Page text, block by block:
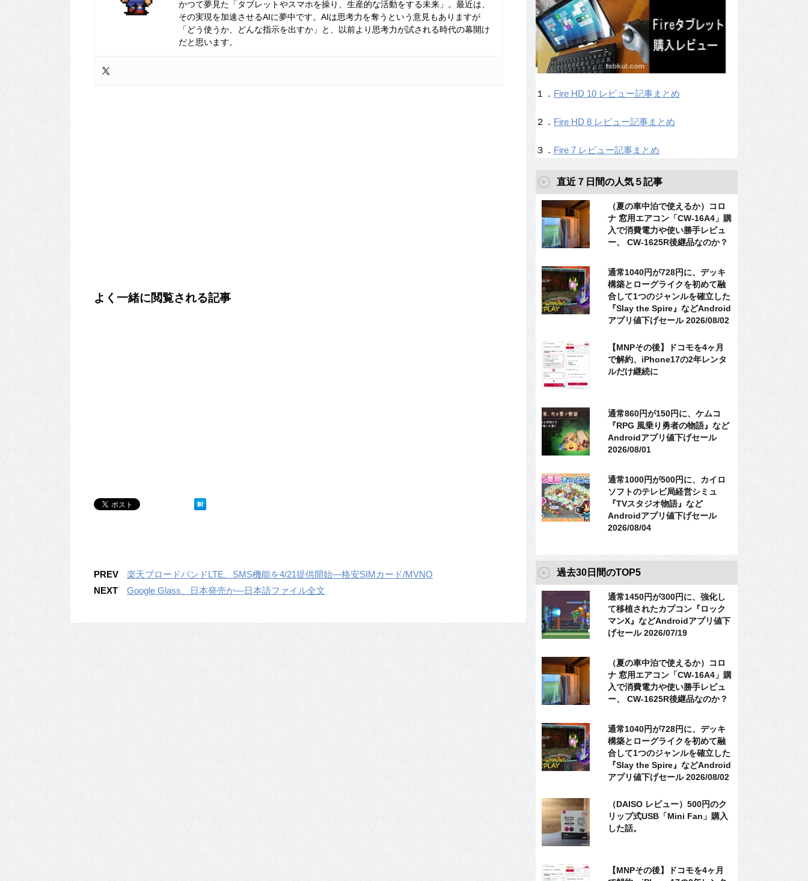
かつて夢見た「タブレットやスマホを操り、生産的な活動をする未来」。最近は、
その実現を加速させるAIに夢中です。AIは思考力を奪うという意見もありますが
「どう使うか、どんな指示を出すか」と、以前より思考力が試される時代の幕開け
だと思います。
よく一緒に閲覧される記事
PREV
楽天ブロードバンドLTE、SMS機能を4/21提供開始―格安SIMカード/MVNO
NEXT
Google Glass、日本発売か―日本語ファイル全文
１． Fire HD 10 レビュー記事まとめ
２． Fire HD 8 レビュー記事まとめ
３． Fire 7 レビュー記事まとめ
直近７日間の人気５記事
（夏の車中泊で使えるか）コロ
ナ 窓用エアコン「CW-16A4」購
入で消費電力や使い勝手レビュ
ー、 CW-1625R後継品なのか？
通常1040円が728円に、デッキ
構築とローグライクを初めて融
合して1つのジャンルを確立した
『Slay the Spire』などAndroid
アプリ値下げセール 2026/08/02
【MNPその後】ドコモを4ヶ月
で解約、iPhone17の2年レンタ
ルだけ継続に
通常860円が150円に、ケムコ
『RPG 風乗り勇者の物語』など
Androidアプリ値下げセール
2026/08/01
通常1000円が500円に、カイロ
ソフトのテレビ局経営シミュ
『TVスタジオ物語』など
Androidアプリ値下げセール
2026/08/04
過去30日間のTOP5
通常1450円が300円に、強化し
て移植されたカプコン『ロック
マンX』などAndroidアプリ値下
げセール 2026/07/19
（夏の車中泊で使えるか）コロ
ナ 窓用エアコン「CW-16A4」購
入で消費電力や使い勝手レビュ
ー、 CW-1625R後継品なのか？
通常1040円が728円に、デッキ
構築とローグライクを初めて融
合して1つのジャンルを確立した
『Slay the Spire』などAndroid
アプリ値下げセール 2026/08/02
（DAISO レビュー）500円のク
リップ式USB「Mini Fan」購入
した話。
【MNPその後】ドコモを4ヶ月